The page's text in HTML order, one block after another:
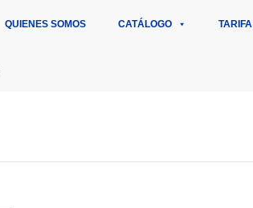
QUIENES SOMOS CATÁLOGO TARIFA